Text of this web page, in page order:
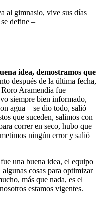
al gimnasio, vive sus días
define –
idea, demostramos que
después de la última fecha,
Aramendía fue
siempre bien informado,
agua – se dio todo, salió
que suceden, salimos con
correr en seco, hubo que
ningún error y salió
una buena idea, el equipo
cosas para optimizar
más que nada, es el
estamos vigentes.